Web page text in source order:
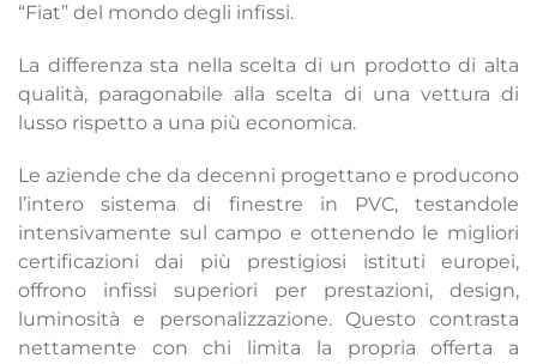
“Fiat” del mondo degli infissi.
La differenza sta nella scelta di un prodotto di alta
qualità, paragonabile alla scelta di una vettura di
lusso rispetto a una più economica.
Le aziende che da decenni progettano e producono
l’intero sistema di finestre in PVC, testandole
intensivamente sul campo e ottenendo le migliori
certificazioni dai più prestigiosi istituti europei,
offrono infissi superiori per prestazioni, design,
luminosità e personalizzazione. Questo contrasta
nettamente con chi limita la propria offerta a